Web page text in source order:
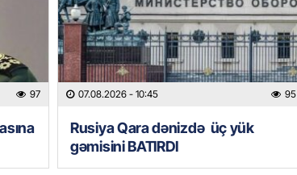
97 07.08.2026 - 10:45 95
Rusiya Qara dənizdə üç yük
gəmisini BATIRDI